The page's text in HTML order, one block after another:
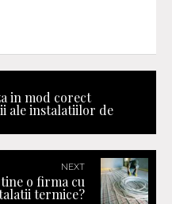
in mod corect
ale instalatiilor de
NEXT
o firma cu
termice?